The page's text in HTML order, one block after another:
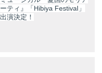
ーティ』「Hibiya Festival」
出演決定！